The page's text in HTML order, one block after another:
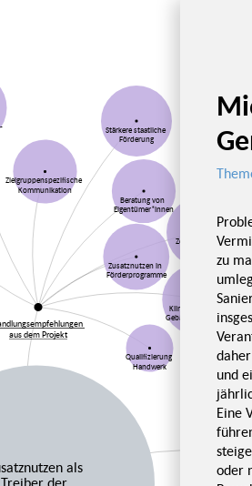
als Was sind
aus dem Projekt
Zielgruppenspezifische
Kommunikation
Beratung von
Eigentümer*innen
Zertifizierungen
Zusatznutzen in
Förderprogramme
Klimakompatible
Gebäudestandards
Stärkere staatliche
Förderung
Qualifizierung
Handwerk
zu
und
Eine
oder